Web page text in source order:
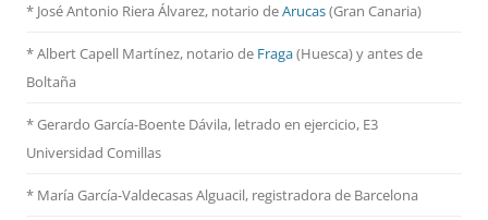
* José Antonio Riera Álvarez, notario deArucas(Gran Canaria)
* Albert Capell Martínez, notario de Fraga(Huesca) y antes de
Boltaña
* Gerardo García-Boente Dávila, letrado en ejercicio, E3
Universidad Comillas
* María García-Valdecasas Alguacil, registradora de Barcelona